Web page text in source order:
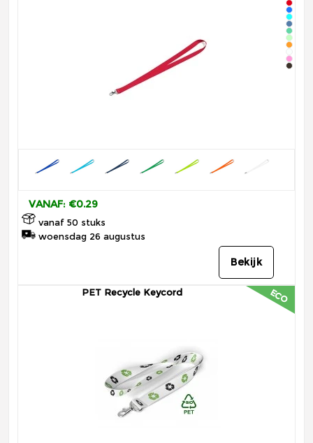
VANAF: €0.29
vanaf 50 stuks
woensdag 26 augustus
Bekijk
ECO
PET Recycle Keycord